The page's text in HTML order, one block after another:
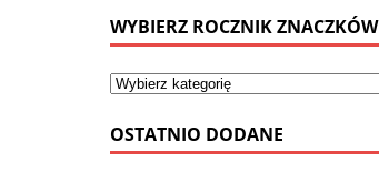
WYBIERZ ROCZNIK ZNACZKÓW
OSTATNIO DODANE